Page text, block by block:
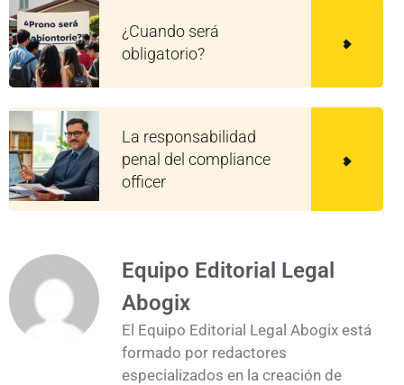
¿Cuando será
obligatorio?
La responsabilidad
penal del compliance
officer
Equipo Editorial Legal
Abogix
El Equipo Editorial Legal Abogix está
formado por redactores
especializados en la creación de